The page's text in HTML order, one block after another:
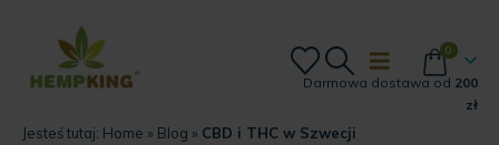
0
Darmowa dostawa od 200
zł
Jesteś tutaj: Home » Blog » CBD i THC w Szwecji